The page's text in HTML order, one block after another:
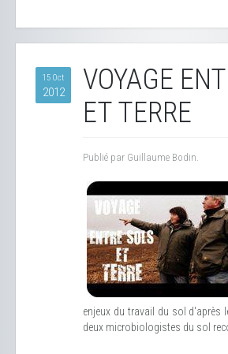
15 Oct
2012
VOYAGE
ET TERRE
Publié par Guillaume Bodin.
enjeux du travail du sol d'après
deux microbiologistes du sol